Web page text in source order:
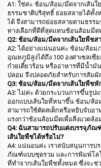
A1: ใช่ค่ะ ช้อน/ส้อม/มีดจากเส้นใ
ธรรมชาติบริสุทธิ์ ย่อยสลายได้ทั้ง
ได้ จึงสามารถย่อยสลายตามธรร
ทางเลือกที่ดีที่สุดแทนช้อนส้อมมีด
Q2: ช้อน/ส้อม/มีดจากเส้นใยพืชส
A2: ได้อย่างแน่นอนค่ะ ช้อน/ส้อ
อุณหภูมิสูงได้ถึง 100 องศาเซลเซี
ก๋วยเตี๋ยวร้อน หรืออาหารที่มีน้ำ
ปลอม จึงปลอดภัยสำหรับการสัมผั
Q3: ช้อน/ส้อม/มีดจากเส้นใยพืชหั
A3: ไม่ค่ะ ด้วยกระบวนการขึ้นรูป
ออกแบบเส้นใยที่หนาขึ้น ช้อน/ส้
สามารถใช้ตัดสเต็กหรือหยิบจับอ
แรงกว่าช้อนส้อมมีดเพื่อสิ่งแวดล้อ
Q4: ฉันสามารถปรับแต่งบรรจุภั
เส้นใยพืชได้หรือไม่?
A4: แน่นอนค่ะ เราสนับสนุนการ
ภัณฑ์แบบชุดรวม และการพิมพ์โล
ที่ทำจากเส้นใยพืชทั้งหมด ซึ่งจะ